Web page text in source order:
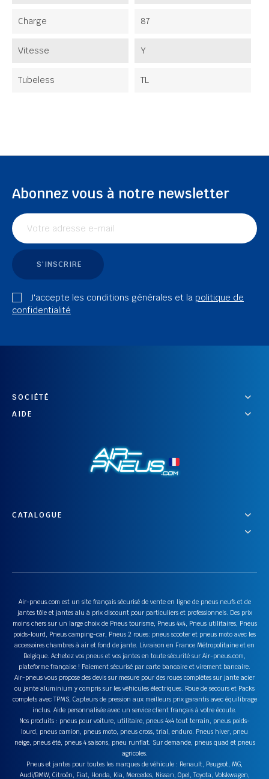
Charge 87
Vitesse Y
Tubeless TL
Abonnez vous à notre newsletter
S'INSCRIRE
J'accepte les conditions générales et la politique de
confidentialité
SOCIÉTÉ
AIDE
CATALOGUE
Air-pneus.com est un site français sécurisé de vente en ligne de pneus neufs et de
jantes tôle et jantes alu à prix discount pour particuliers et professionnels. Des prix
moins chers sur un large choix de Pneus tourisme, Pneus 4x4, Pneus utilitaires, Pneus
poids-lourd, Pneus camping-car, Pneus 2 roues: pneus scooter et pneus moto avec les
accessoires chambres à air et fond de jante. Livraison en France Métropolitaine et en
Belgique. Achetez vos pneus et vos jantes en toute sécurité sur Air-pneus.com,
plateforme française ! Paiement sécurisé par carte bancaire et virement bancaire.
Air-pneus vous propose des devis sur mesure pour des roues complètes sur jante acier
ou jante aluminium y compris sur les véhicules électriques. Roue de secours et Packs
complets avec TPMS, Capteurs de pression aux meilleurs prix garantis avec équilibrage
inclus. Aide personnalisée avec un service client français à votre écoute.
Nos produits : pneus pour voiture, utilitaire, pneus 4x4 tout terrain, pneus poids-
lourd, pneus camion, pneus moto, pneus cross, trial, enduro. Pneus hiver, pneu
neige, pneus été, pneus 4 saisons, pneu runflat. Sur demande, pneus quad et pneus
agricoles.
Pneus et jantes pour toutes les marques de véhicule : Renault, Peugeot, MG,
Audi/BMW, Citroën, Fiat, Honda, Kia, Mercedes, Nissan, Opel, Toyota, Volskwagen,